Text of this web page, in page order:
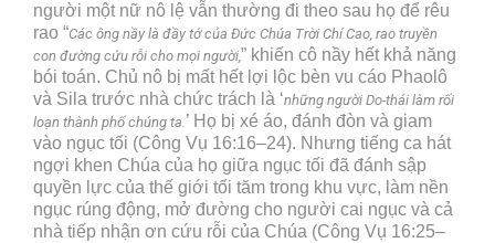
người một nữ nô lệ vẫn thường đi theo sau họ để rêu
rao “Các ông nầy là đầy tớ của Đức Chúa Trời Chí Cao, rao truyền
con đường cứu rỗi cho mọi người,” khiến cô nầy hết khả năng
bói toán. Chủ nô bị mất hết lợi lộc bèn vu cáo Phaolô
và Sila trước nhà chức trách là ‘những người Do-thái làm rối
loạn thành phố chúng ta.’ Họ bị xé áo, đánh đòn và giam
vào ngục tối (Công Vụ 16:16–24). Nhưng tiếng ca hát
ngợi khen Chúa của họ giữa ngục tối đã đánh sập
quyền lực của thế giới tối tăm trong khu vực, làm nền
ngục rúng động, mở đường cho người cai ngục và cả
nhà tiếp nhận ơn cứu rỗi của Chúa (Công Vụ 16:25–